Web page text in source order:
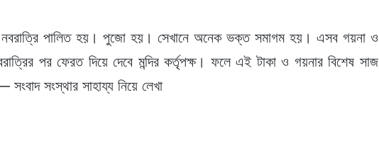
নবরাত্রি পালিত হয়। পুজো হয়। সেখানে অনেক ভক্ত সমাগম হয়। এসব গয়না ও
পর ফেরত দিয়ে দেবে মন্দির কর্তৃপক্ষ। ফলে এই টাকা ও গয়নার বিশেষ সাজ
সংস্থার সাহায্য নিয়ে লেখা